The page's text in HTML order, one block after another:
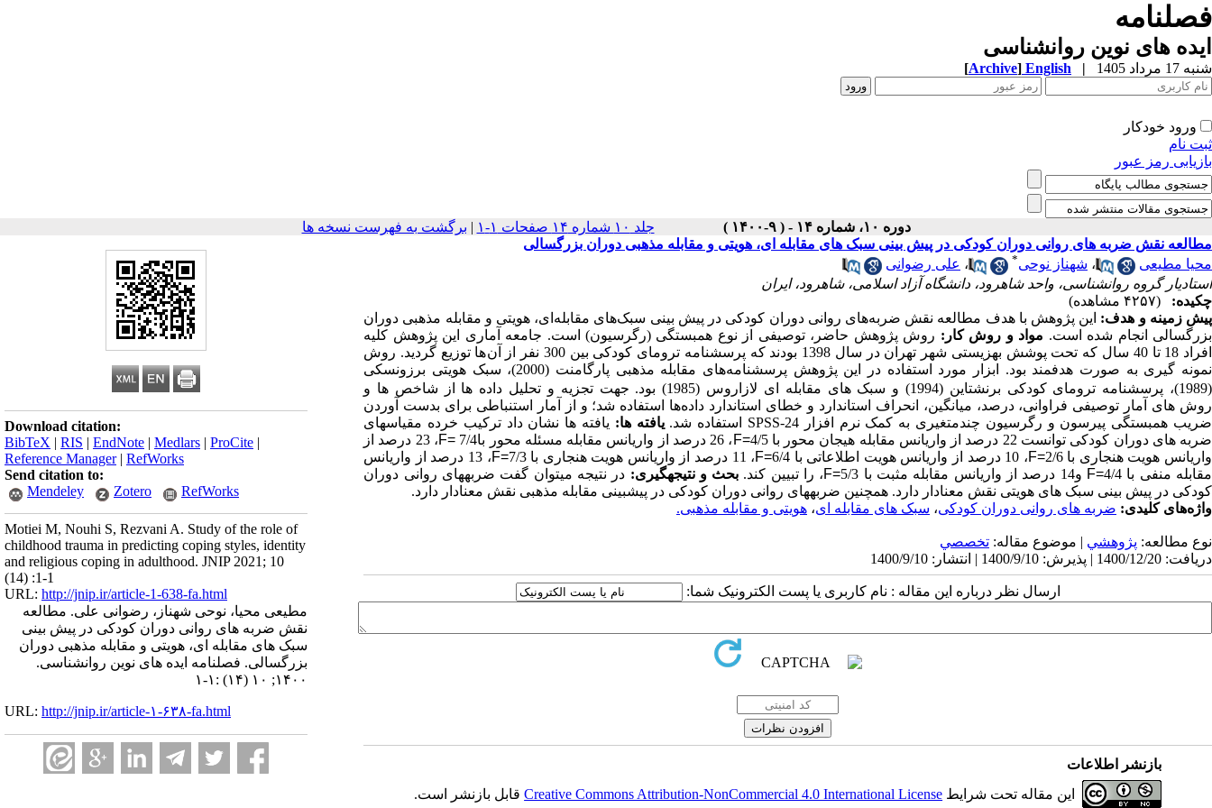
فصلنامه
ایده های نوین روانشناسی
شنبه 17 مرداد 1405 |
English
[Archive]
ورود خودکار
ثبت نام
بازیابی رمز عبور
دوره ۱۰، شماره ۱۴ - ( ۹-۱۴۰۰ ) جلد ۱۰ شماره ۱۴ صفحات ۱-۱ | برگشت به فهرست نسخه ها
Download citation:
BibTeX | RIS | EndNote | Medlars | ProCite |
Reference Manager| RefWorks
Send citation to:
Mendeley
Zotero RefWorks
Motiei M, Nouhi S, Rezvani A. Study of the role of
childhood trauma in predicting coping styles, identity
and religious coping in adulthood. JNIP 2021; 10
(14) :1-1
URL: http://jnip.ir/article-1-638-fa.html
مطیعی محیا، نوحی شهناز، رضوانی علی. مطالعه
نقش ضربه های روانی دوران کودکی در پیش بینی
سبک های مقابله ای، هویتی و مقابله مذهبی دوران
بزرگسالی. فصلنامه ایده های نوین روانشناسی.
۱۴۰۰; ۱۰ (۱۴) :۱-۱
URL: http://jnip.ir/article-۱-۶۳۸-fa.html
مطالعه نقش ضربه های روانی دوران کودکی در پیش بینی سبک های مقابله ای، هویتی و مقابله مذهبی دوران بزرگسالی
محیا مطیعی
، شهناز نوحی* ، علی رضوانی
استادیار گروه روانشناسی، واحد شاهرود، دانشگاه آزاد اسلامی، شاهرود، ایران
چکیده:
(۴۲۵۷ مشاهده)
پیش­ زمینه و هدف: این پژوهش با هدف مطالعه نقش ضربههای روانی دوران کودکی در پیش بینی سبک‌های مقابله‌ای، هویتی و مقابله مذهبی دوران
بزرگسالی انجام شده است. مواد و روش کار: روش پژوهش حاضر، توصیفی از نوع همبستگی (رگرسیون) است. جامعه آماری این پژوهش کلیه
افراد 18 تا 40 سال که تحت پوشش بهزیستی شهر تهران در سال 1398 بودند که پرسشنامه ترومای کودکی بین 300 نفر از آن
ها توزیع گردید. روش
نمونه ­گیری به صورت هدفمند بود. ابزار مورد استفاده در این پژوهش پرسشنامه
های مقابله مذهبی پارگامنت (2000)، سبک هویتی برزونسکی
(1989)، پرسشنامه
ترومای کودکی برنشتاین (1994) و سبک های مقابله ای لازاروس (1985) بود. جهت تجزیه و تحلیل داده ها از شاخص ها و
روش های آمار توصیفی فراوانی، درصد، میانگین، انحراف استاندارد و خطای استاندارد داده‌ها استفاده شد؛ و از آمار استنباطی برای بدست آوردن
ضریب همبستگی پیرسون و رگرسیون چندمتغیری به کمک نرم افزار SPSS-24 استفاده شد.یافته­ ها: یافته ها نشان دادترکیب خرده مقیاس­های
ضربه ­های دوران کودکی توانست 22 درصد از واریانس مقابله هیجان محور با 4/5
F= ، 26 درصد از واریانس مقابله مسئله محور با7/4 F=
، 23 درصد از
واریانس هویت هنجاری با 2/6
F=، 10 درصد از واریانس هویت اطلاعاتی با 6/4 F=، 11 درصد از واریانس هویت هنجاری با 7/3 F=
، 13 درصد از واریانس
مقابله منفی با 4/4
F= و14 درصد از واریانس مقابله مثبت با 5/3 F=، را تبیین کند. بحث و نتیجه­گیری: در نتیجه می­توان گفت ضربه­های روانی دوران
کودکی در پیش­ بینی سبک ­های هویتی نقش معنادار دارد. همچنین ضربه­های روانی دوران کودکی در پیش­بینی مقابله مذهبی نقش معنادار دارد.
واژه‌های کلیدی: ضربه های روانی دوران کودکی، سبک های مقابله ای، هویتی و مقابله مذهبی.
نوع مطالعه: پژوهشي | موضوع مقاله: تخصصي
دریافت: 1400/12/20 | پذیرش: 1400/9/10 | انتشار: 1400/9/10
ارسال نظر درباره این مقاله : نام کاربری یا پست الکترونیک شما:
بازنشر اطلاعات
این مقاله تحت شرایط Creative Commons Attribution-NonCommercial 4.0 International Licenseقابل بازنشر است.